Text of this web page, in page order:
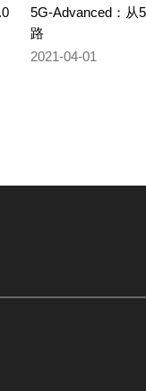
5G-Advanced：从
路
2021-04-01